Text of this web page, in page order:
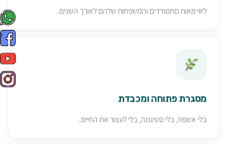
ליווי מאות מתמודדים והמשפחות שלהם לאורך השנים.
מסגרת פתוחה ומכבדת
בלי אשפוז, בלי סטיגמה, בלי לעצור את החיים.